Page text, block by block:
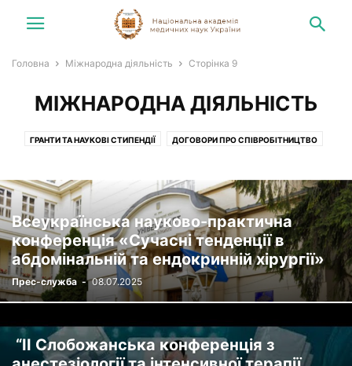
Головна Міжнародна діяльність Сторінка 9
МІЖНАРОДНА ДІЯЛЬНІСТЬ
ГРАНТИ ТА НАУКОВІ СТИПЕНДІЇ ДОГОВОРИ ПРО СПІВРОБІТНИЦТВО
Всеукраїнська науково-практична
конференція «Сучасні тенденції в
абдомінальній та ендокринній хірургії»
Прес-служба - 08.07.2025
“ІІ Слобожанська конференція з